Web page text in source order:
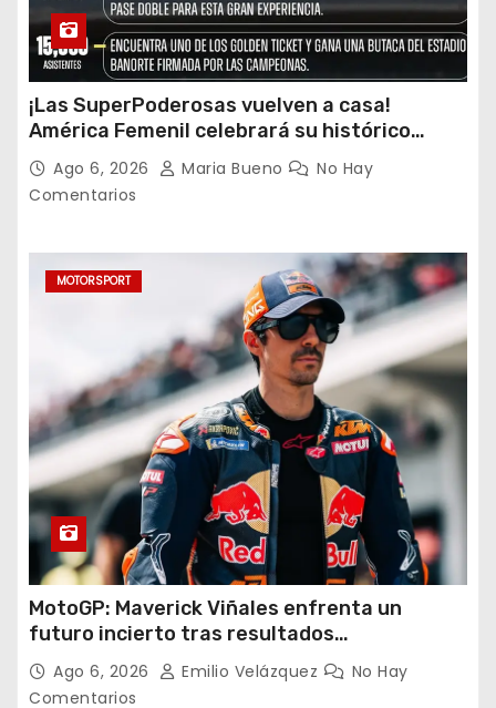
¡Las SuperPoderosas vuelven a casa!
América Femenil celebrará su histórico
triplete con una auténtica fiesta ante Cruz
Azul
Ago 6, 2026 Maria Bueno
No Hay
Comentarios
MOTORSPORT
MotoGP: Maverick Viñales enfrenta un
futuro incierto tras resultados
decepcionantes
Ago 6, 2026 Emilio Velázquez
No Hay
Comentarios